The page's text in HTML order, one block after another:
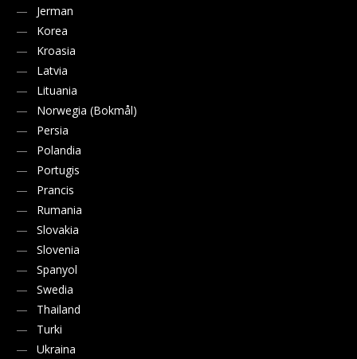
Jerman
Korea
Kroasia
Latvia
Lituania
Norwegia (Bokmål)
Persia
Polandia
Portugis
Prancis
Rumania
Slovakia
Slovenia
Spanyol
Swedia
Thailand
Turki
Ukraina